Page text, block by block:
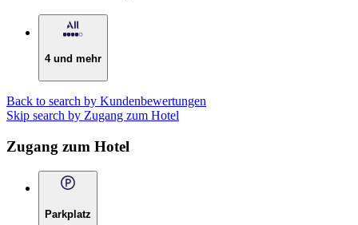
4 und mehr
Back to search by Kundenbewertungen
Skip search by Zugang zum Hotel
Zugang zum Hotel
Parkplatz